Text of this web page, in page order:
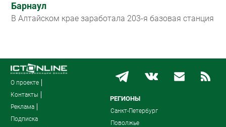
Барнаул
В Алтайском крае заработала 203-я базовая станция
О проекте
Контакты
Реклама
Подписка
РЕГИОНЫ
Санкт-Петербург
Поволжье